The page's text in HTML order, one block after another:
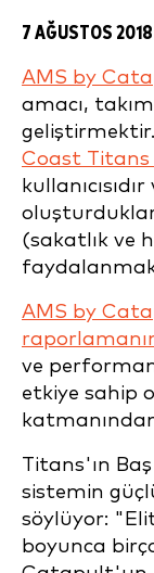
7 AĞUSTOS 2018
AMS by
amacı,
geliştirmektir.
Coast Titans
(sakatlık ve
AMS by
ve
etkiye sahip
Titans'ın
sistemin
söylüyor:
boyunca